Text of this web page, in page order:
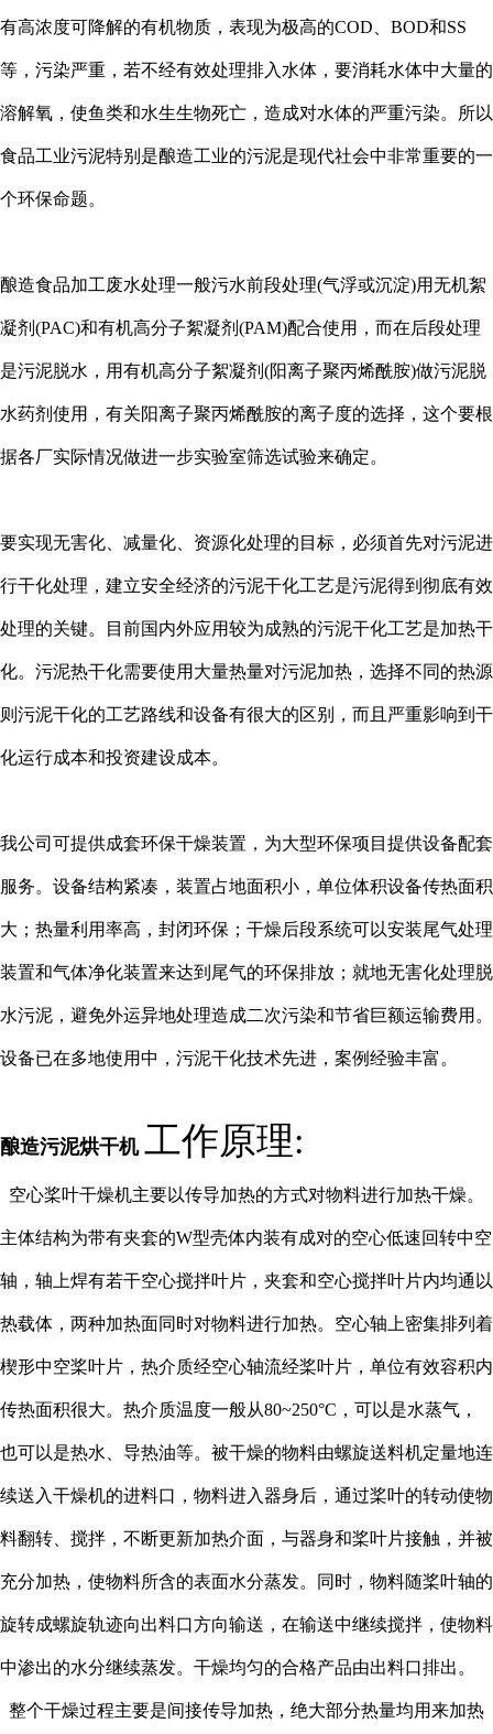
有高浓度可降解的有机物质，表现为极高的COD、BOD和SS
等，污染严重，若不经有效处理排入水体，要消耗水体中大量的
溶解氧，使鱼类和水生生物死亡，造成对水体的严重污染。所以
食品工业污泥特别是酿造工业的污泥是现代社会中非常重要的一
个环保命题。
酿造食品加工废水处理一般污水前段处理(气浮或沉淀)用无机絮
凝剂(PAC)和有机高分子絮凝剂(PAM)配合使用，而在后段处理
是污泥脱水，用有机高分子絮凝剂(阳离子聚丙烯酰胺)做污泥脱
水药剂使用，有关阳离子聚丙烯酰胺的离子度的选择，这个要根
据各厂实际情况做进一步实验室筛选试验来确定。
要实现无害化、减量化、资源化处理的目标，必须首先对污泥进
行干化处理，建立安全经济的污泥干化工艺是污泥得到彻底有效
处理的关键。目前国内外应用较为成熟的污泥干化工艺是加热干
化。污泥热干化需要使用大量热量对污泥加热，选择不同的热源
则污泥干化的工艺路线和设备有很大的区别，而且严重影响到干
化运行成本和投资建设成本。
我公司可提供成套环保干燥装置，为大型环保项目提供设备配套
服务。设备结构紧凑，装置占地面积小，单位体积设备传热面积
大；热量利用率高，封闭环保；干燥后段系统可以安装尾气处理
装置和气体净化装置来达到尾气的环保排放；就地无害化处理脱
水污泥，避免外运异地处理造成二次污染和节省巨额运输费用。
设备已在多地使用中，污泥干化技术先进，案例经验丰富。
酿造污泥烘干机 工作原理:
空心桨叶干燥机主要以传导加热的方式对物料进行加热干燥。
主体结构为带有夹套的W型壳体内装有成对的空心低速回转中空
轴，轴上焊有若干空心搅拌叶片，夹套和空心搅拌叶片内均通以
热载体，两种加热面同时对物料进行加热。空心轴上密集排列着
楔形中空桨叶片，热介质经空心轴流经桨叶片，单位有效容积内
传热面积很大。热介质温度一般从80~250°C，可以是水蒸气，
也可以是热水、导热油等。被干燥的物料由螺旋送料机定量地连
续送入干燥机的进料口，物料进入器身后，通过桨叶的转动使物
料翻转、搅拌，不断更新加热介面，与器身和桨叶片接触，并被
充分加热，使物料所含的表面水分蒸发。同时，物料随桨叶轴的
旋转成螺旋轨迹向出料口方向输送，在输送中继续搅拌，使物料
中渗出的水分继续蒸发。干燥均匀的合格产品由出料口排出。
整个干燥过程主要是间接传导加热，绝大部分热量均用来加热